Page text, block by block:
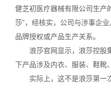
健芝初医疗器械有限公司生产
莎”，经核实，公司与涉事企
品牌授权或产品生产关系。
浪莎官网显示，浪莎控股
下产品涉及内衣、服装、鞋靴
实际上，这不是浪莎第一